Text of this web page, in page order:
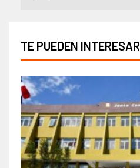
TE PUEDEN INTERESAR